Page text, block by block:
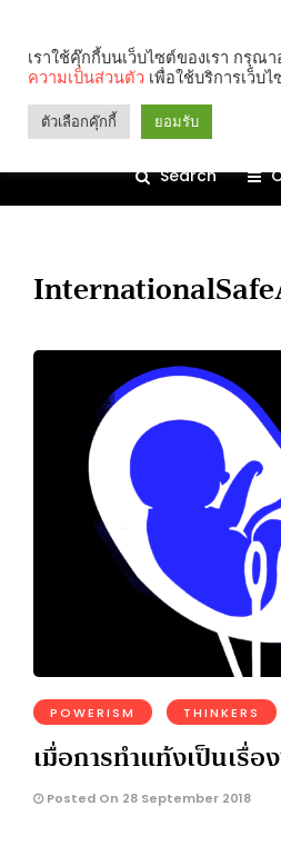
Search
POWERISM THINKERS
เมื่อการทำแท้งเป็นเรื่
Posted On 28 September 2018
เราใช้คุ๊กกี้บนเว็บไซต์ของเรา กรุณ
ความเป็นส่วนตัว เพื่อใช้บริการเว็บไ
ตัวเลือกคุ๊กกี้ ยอมรับ